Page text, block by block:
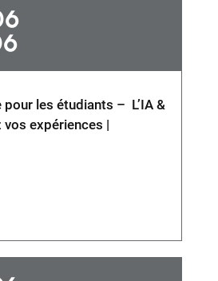
pour les étudiants – L’IA &
expériences |